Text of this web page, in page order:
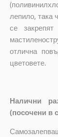
лепило, така
се
отлична
цветовете.
Налични
(посочени в